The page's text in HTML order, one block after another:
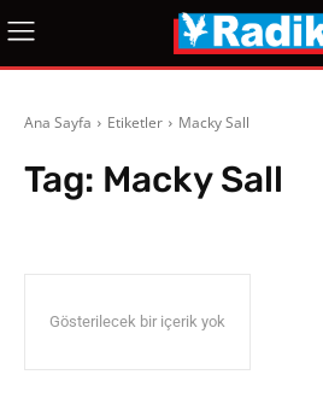
Ana Sayfa Etiketler Macky Sall
Tag: Macky Sall
Gösterilecek bir içerik yok